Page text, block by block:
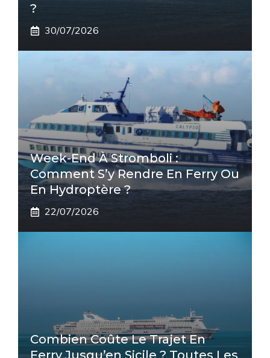
?
30/07/2026
Week-End À Stromboli :
Comment S’y Rendre En Ferry Ou
En Hydroptère ?
22/07/2026
Combien Coûte Le Trajet En
Ferry Jusqu’en Sicile ? Toutes Les